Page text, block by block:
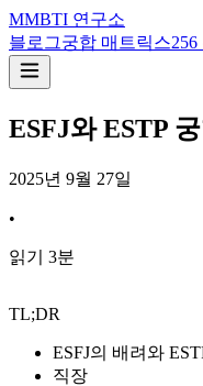
MMBTI 연구소
블로그궁합 매트릭스256
ESFJ와 ESTP
2025년 9월 27일
•
읽기 3분
TL;DR
ESFJ의 배려와
직장